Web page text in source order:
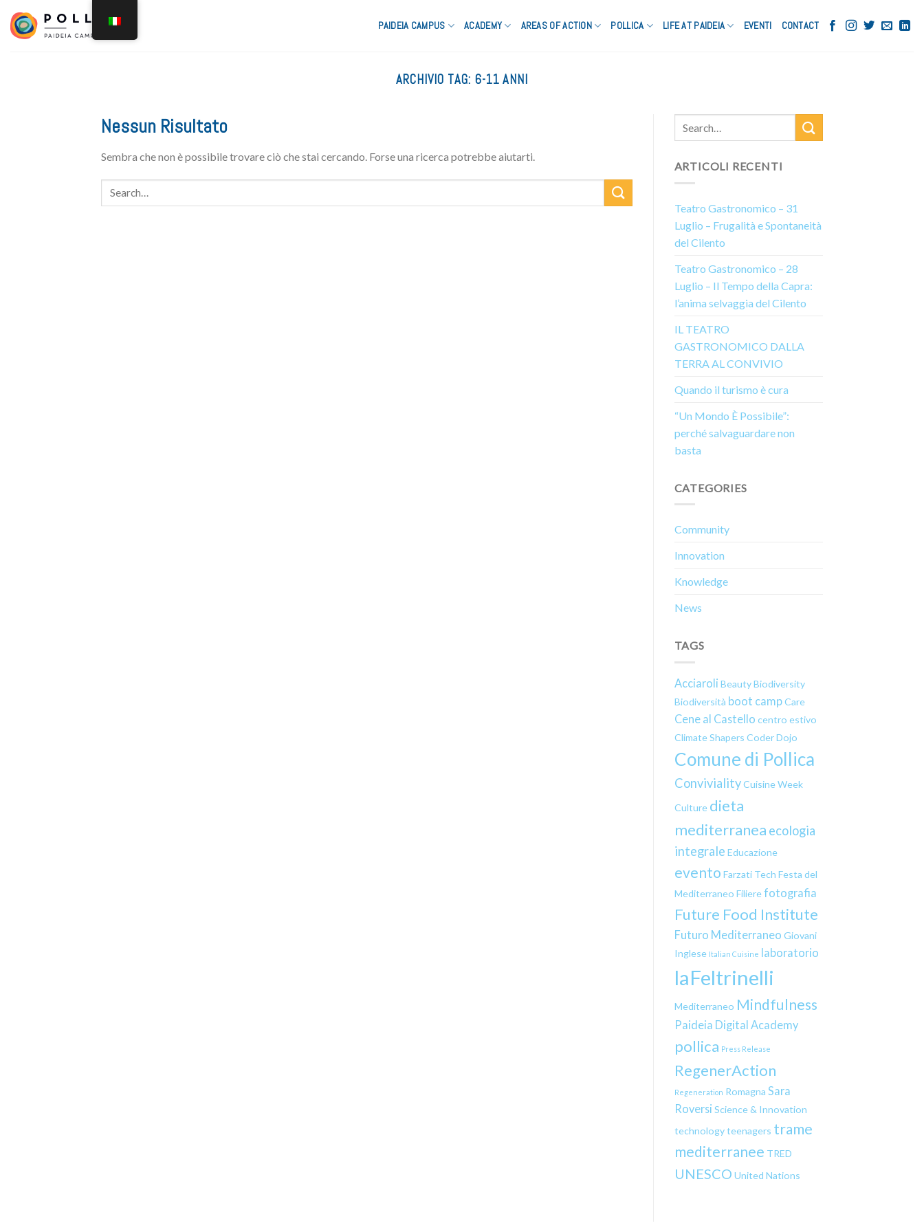
PAIDEIA CAMPUS ACADEMY AREAS OF ACTION POLLICA LIFE AT PAIDEIA EVENTI CONTACT
ARCHIVIO TAG: 6-11 ANNI
Nessun Risultato
Sembra che non è possibile trovare ciò che stai cercando. Forse una ricerca potrebbe aiutarti.
ARTICOLI RECENTI
Teatro Gastronomico – 31
Luglio – Frugalità e Spontaneità
del Cilento
Teatro Gastronomico – 28
Luglio – Il Tempo della Capra:
l’anima selvaggia del Cilento
IL TEATRO
GASTRONOMICO DALLA
TERRA AL CONVIVIO
Quando il turismo è cura
“Un Mondo È Possibile”:
perché salvaguardare non
basta
CATEGORIES
Community
Innovation
Knowledge
News
TAGS
Acciaroli Beauty Biodiversity
Biodiversità boot camp Care
Cene al Castello centro estivo
Climate Shapers Coder Dojo
Comune di Pollica
Conviviality Cuisine Week
Culture dieta
mediterranea ecologia
integrale Educazione
evento Farzati Tech Festa del
Mediterraneo Filiere fotografia
Future Food Institute
Futuro Mediterraneo Giovani
Inglese Italian Cuisine laboratorio
laFeltrinelli
Mediterraneo Mindfulness
Paideia Digital Academy
pollica Press Release
RegenerAction
Regeneration Romagna Sara
Roversi Science & Innovation
technology teenagers trame
mediterranee TRED
UNESCO United Nations